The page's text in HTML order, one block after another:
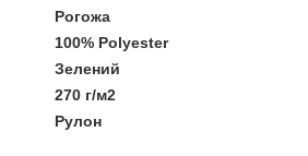
Рогожа
100% Polyester
Зелений
270 г/м2
Рулон